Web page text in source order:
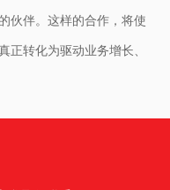
伙伴。这样的合作，将使
转化为驱动业务增长、